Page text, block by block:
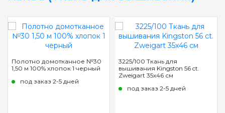
Полотно домотканное №30
1,50 м 100% хлопок 1 черный
под заказ 2-5 дней
3225/100 Ткань для
вышивания Kingston 56 ct.
Zweigart 35х46 см
под заказ 2-5 дней